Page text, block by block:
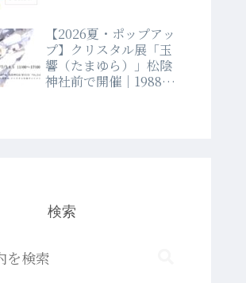
【2026夏・ポップアッ
プ】クリスタル展「玉
響（たまゆら）」松陰
神社前で開催｜1988年
検索